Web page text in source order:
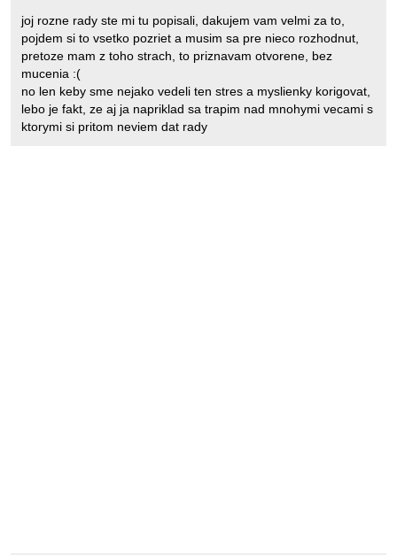
joj rozne rady ste mi tu popisali, dakujem vam velmi za to,
pojdem si to vsetko pozriet a musim sa pre nieco rozhodnut,
pretoze mam z toho strach, to priznavam otvorene, bez
mucenia :(
no len keby sme nejako vedeli ten stres a myslienky korigovat,
lebo je fakt, ze aj ja napriklad sa trapim nad mnohymi vecami s
ktorymi si pritom neviem dat rady